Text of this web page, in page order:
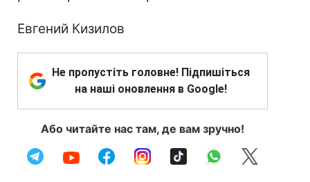
Евгений Кизилов
Не пропустіть головне! Підпишіться
на наші оновлення в Google!
Або читайте нас там, де вам зручно!